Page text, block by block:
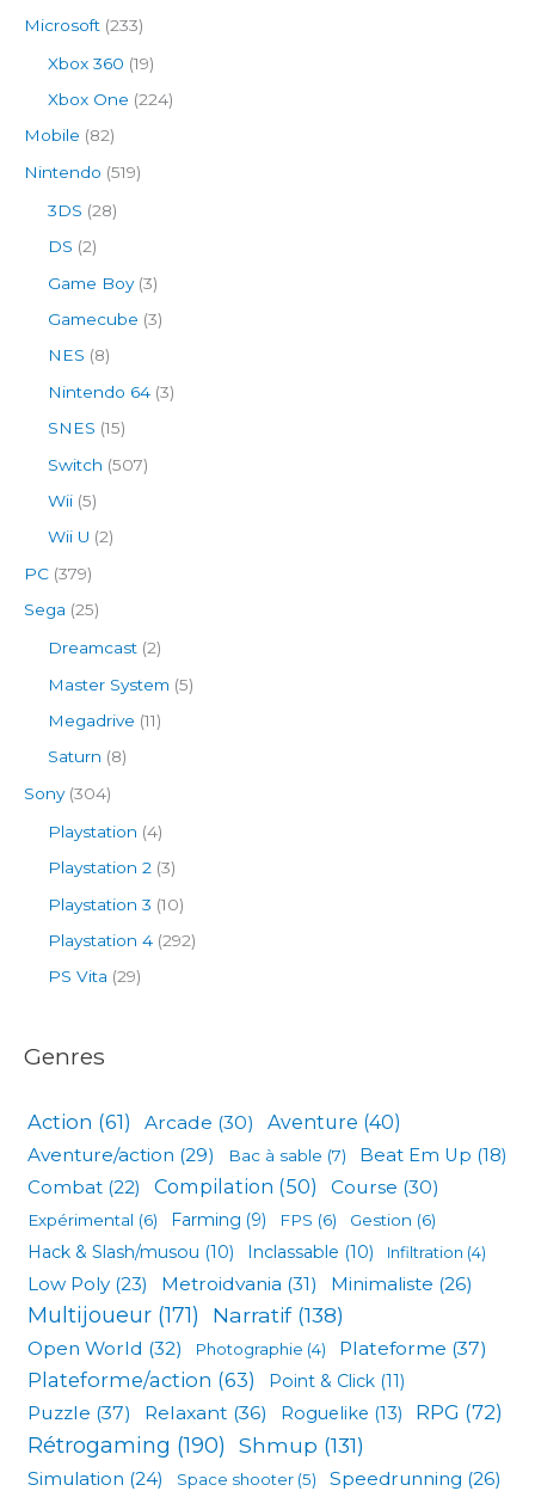
Microsoft (233)
Xbox 360 (19)
Xbox One (224)
Mobile (82)
Nintendo (519)
3DS (28)
DS (2)
Game Boy(3)
Gamecube (3)
NES (8)
Nintendo 64 (3)
SNES (15)
Switch (507)
Wii (5)
Wii U (2)
PC (379)
Sega (25)
Dreamcast (2)
Master System (5)
Megadrive (11)
Saturn (8)
Sony(304)
Playstation (4)
Playstation 2 (3)
Playstation 3 (10)
Playstation 4 (292)
PS Vita (29)
Genres
Action (61) Arcade (30) Aventure (40)
Aventure/action (29) Bac à sable (7) Beat Em Up (18)
Combat (22) Compilation (50) Course (30)
Expérimental (6) Farming (9) FPS (6) Gestion (6)
Hack & Slash/musou (10) Inclassable (10) Infiltration (4)
Low Poly (23) Metroidvania (31) Minimaliste (26)
Multijoueur (171) Narratif(138)
Open World (32) Photographie (4) Plateforme (37)
Plateforme/action (63) Point & Click (11)
Puzzle (37) Relaxant (36) Roguelike (13) RPG (72)
Rétrogaming (190) Shmup (131)
Simulation (24) Space shooter (5) Speedrunning (26)